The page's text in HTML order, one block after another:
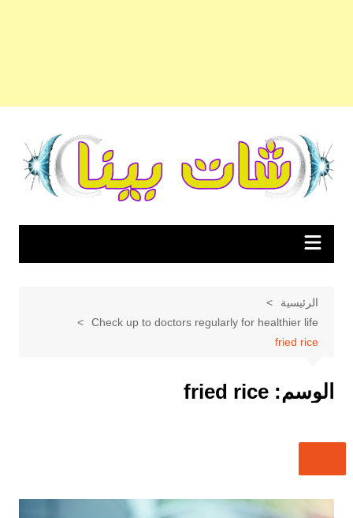
المحتوى
الرئيسية
Check up to doctors regularly for healthier life
fried rice
الوسم: fried rice